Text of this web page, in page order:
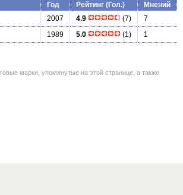
Год Рейтинг (Гол.)
Мнений
2007 4.9 (7)
7
1989 5.0 (1)
1
марки, упомянутые на этой странице, а также